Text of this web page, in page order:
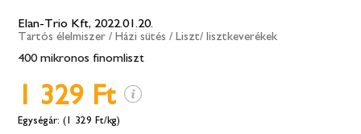
Elan-Trio Kft, 2022.01.20.
Tartós élelmiszer / Házi sütés / Liszt/ lisztkeverékek
400 mikronos finomliszt
1 329 Ft
(1 329 Ft/kg)